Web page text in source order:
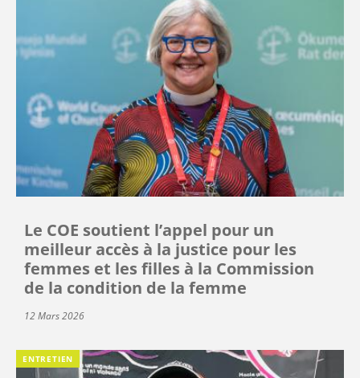
Le COE soutient l’appel pour un
meilleur accès à la justice pour les
femmes et les filles à la Commission
de la condition de la femme
12 Mars 2026
ENTRETIEN